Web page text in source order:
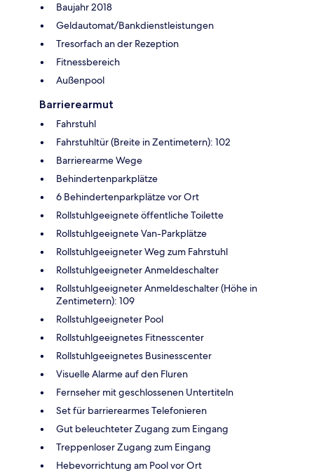
Baujahr 2018
Geldautomat/Bankdienstleistungen
Tresorfach an der Rezeption
Fitnessbereich
Außenpool
Barrierearmut
Fahrstuhl
Fahrstuhltür (Breite in Zentimetern): 102
Barrierearme Wege
Behindertenparkplätze
6 Behindertenparkplätze vor Ort
Rollstuhlgeeignete öffentliche Toilette
Rollstuhlgeeignete Van-Parkplätze
Rollstuhlgeeigneter Weg zum Fahrstuhl
Rollstuhlgeeigneter Anmeldeschalter
Rollstuhlgeeigneter Anmeldeschalter (Höhe in
Zentimetern): 109
Rollstuhlgeeigneter Pool
Rollstuhlgeeignetes Fitnesscenter
Rollstuhlgeeignetes Businesscenter
Visuelle Alarme auf den Fluren
Fernseher mit geschlossenen Untertiteln
Set für barrierearmes Telefonieren
Gut beleuchteter Zugang zum Eingang
Treppenloser Zugang zum Eingang
Hebevorrichtung am Pool vor Ort